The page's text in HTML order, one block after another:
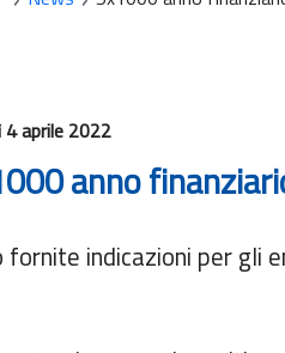
4 aprile 2022
anno
fornite indicazioni per gli